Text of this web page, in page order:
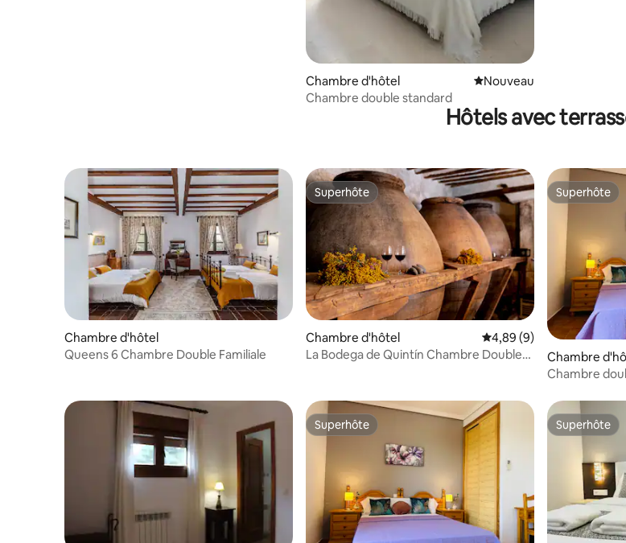
Chambre d'hôtel Nouvel hébergement
Nouveau
Chambre double standard
Hôtels avec
Chambre d'hôtel
Queens 6 Chambre Double Familiale
Superhôte
Superhôte
Chambre d'hôtel Évaluation moyenne sur
4,89 (9)
La Bodega de Quintín Chambre Double
Superhôte
Superhôte
Chambre
Chambre
Superhôte
Superhôte Superhôte
Superhôte